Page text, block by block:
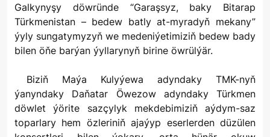
Galkynyşy döwründe “Garaşsyz, baky Bitarap
Türkmenistan – bedew batly at-myradyň mekany”
ýyly sungatymyzyň we medeniýetimiziň bedew bady
bilen öňe barýan ýyllarynyň birine öwrülýär.
Biziň Maýa Kulyýewa adyndaky TMK-nyň
ýanyndaky Daňatar Öwezow adyndaky Türkmen
döwlet ýörite sazçylyk mekdebimiziň aýdym-saz
toparlary hem özleriniň ajaýyp eserlerden düzülen